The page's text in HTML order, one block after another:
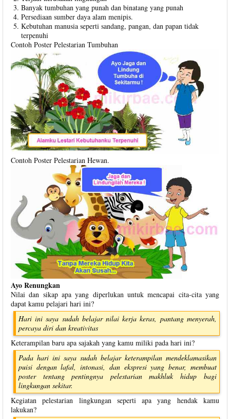
Banyak tumbuhan yang punah dan binatang yang punah
Persediaan sumber daya alam menipis.
Kebutuhan manusia seperti sandang, pangan, dan papan tidak
terpenuhi
Contoh Poster Pelestarian Tumbuhan
Contoh Poster Pelestarian Hewan.
Ayo Renungkan
Nilai dan sikap apa yang diperlukan untuk mencapai cita-cita yang
dapat kamu pelajari hari ini?
Hari ini saya sudah belajar nilai kerja keras, pantang menyerah,
percaya diri dan kreativitas
Keterampilan baru apa sajakah yang kamu miliki pada hari ini?
Pada hari ini saya sudah belajar keterampilan mendeklamasikan
puisi dengan lafal, intonasi, dan ekspresi yang benar, membuat
poster tentang pentingnya pelestarian makhluk hidup bagi
lingkungan sekitar.
Kegiatan pelestarian lingkungan seperti apa yang hendak kamu
lakukan?